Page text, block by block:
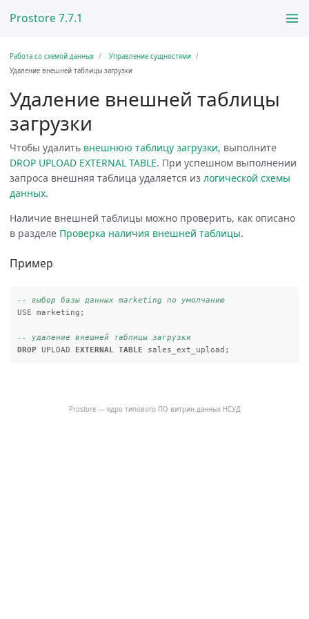
Prostore 7.7.1
Prostore — ядро типового ПО витрин данных НСУД
Работа со схемой данных
Управление сущностями
Удаление внешней таблицы загрузки
Удаление внешней таблицы
загрузки
Чтобы удалить внешнюю таблицу загрузки, выполните
DROP UPLOAD EXTERNAL TABLE. При успешном выполнении
запроса внешняя таблица удаляется из логической схемы
данных.
Наличие внешней таблицы можно проверить, как описано
в разделе Проверка наличия внешней таблицы.
Пример
-- выбор базы данных marketing по умолчанию
USE
marketing ;
-- удаление внешней таблицы загрузки
DROP
UPLOAD EXTERNAL TABLE sales_ext_upload ;